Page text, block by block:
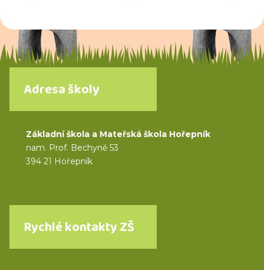
Adresa školy
Základní škola a Mateřská škola Hořepník
nam. Prof. Bechyně 53
394 21 Hořepník
Rychlé kontakty ZŠ